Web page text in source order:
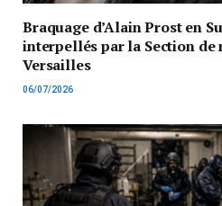
Braquage d’Alain Prost en
interpellés par la Section de
Versailles
06/07/2026